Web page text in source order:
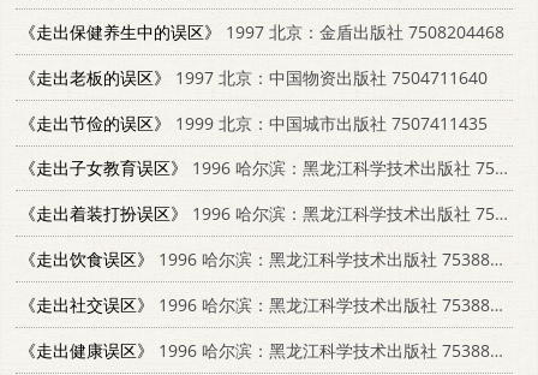
《走出保健养生中的误区》
1997 北京：金盾出版社 7508204468
《走出老板的误区》
1997 北京：中国物资出版社 7504711640
《走出节俭的误区》
1999 北京：中国城市出版社 7507411435
《走出子女教育误区》
1996 哈尔滨：黑龙江科学技术出版社 7538828761
《走出着装打扮误区》
1996 哈尔滨：黑龙江科学技术出版社 7538828761
《走出饮食误区》
1996 哈尔滨：黑龙江科学技术出版社 7538828761
《走出社交误区》
1996 哈尔滨：黑龙江科学技术出版社 7538828761
《走出健康误区》
1996 哈尔滨：黑龙江科学技术出版社 7538828761